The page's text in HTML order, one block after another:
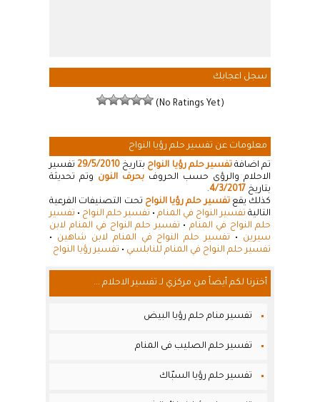
سجل اعجابك
(No Ratings Yet)
معلومات عن تفسير حلم رؤيا النواح
تم اضافةتفسير حلم رؤيا النواح بتاريخ 29/5/2010تفسير
الاحلام والرؤى حسب الحروف بحرف النون وتم تحديثة
بتاريخ 4/3/2017
.
كذلك يقعتفسير حلم رؤيا النواح تحت التصنيفات الفرعية
التالية تفسير النواح في المنام • تفسير حلم النواح • تفسير
حلم النواح في المنام • تفسير حلم النواح في المنام لابن
سيرين • تفسير حلم النواح في المنام لابن شاهين •
تفسير حلم النواح في المنام للنابلسي • تفسير رؤيا النواح
أخترنا لكم أيضاً من مركزي لـ تفسير الاحلام ...
تفسير منام حلم رؤيا البيض
تفسير حلم الصليب فى المنام
تفسير حلم رؤيا السبّاك